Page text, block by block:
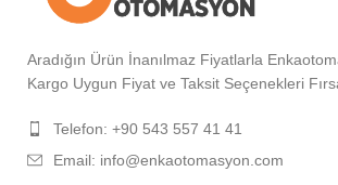
Aradığın Ürün İnanılmaz Fiyatlarla
Kargo Uygun Fiyat ve Taksit Seçenekleri
Telefon: +90 543 557 41 41
Email: info@enkaotomasyon.com